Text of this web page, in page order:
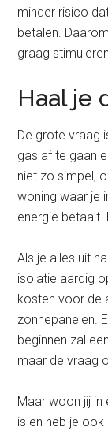
minder risico
betalen.
graag stimuleren.
Haal je
De grote vraag
gas af te gaan
niet zo simpel,
woning waar je
energie betaalt.
Als je alles uit
isolatie aardig
kosten voor de
zonnepanelen.
beginnen zal
maar de vraag
Maar woon jij
is en heb je ook